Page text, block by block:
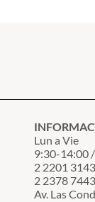
Lun a Vie
9:30-14:00
2 2201 3143
2 2378 7443
Av. Las